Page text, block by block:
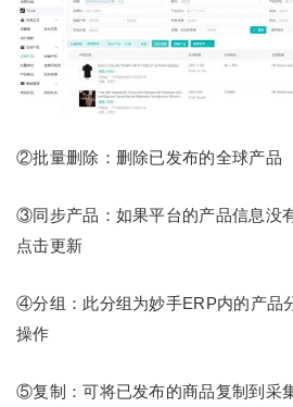
②批量删除：删除已发布的全球产品
③同步产品：如果平台的产品信息没
点击更新
④分组：此分组为妙手ERP内的产品
操作
⑤复制：可将已发布的商品复制到采